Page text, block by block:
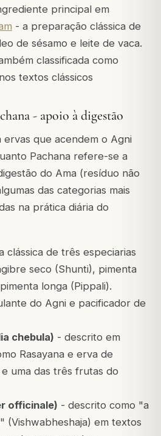
principal em
- a preparação clássica de
de sésamo e leite de vaca.
classificada como
textos clássicos
- apoio à digestão
que acendem o Agni
Pachana refere-se a
do Ama (resíduo não
das categorias mais
na prática diária do
clássica de três especiarias
seco (Shunti), pimenta
longa (Pippali).
do Agni e pacificador de
chebula) - descrito em
Rasayana e erva de
uma das três frutas do
officinale) - descrito como "a
(Vishwabheshaja) em textos